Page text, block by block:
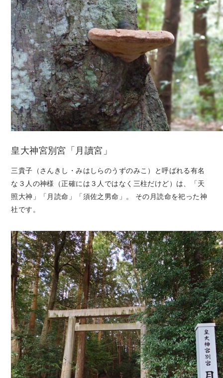
皇大神宮別宮「月讀宮」
三貴子（さんきし・みはしらのうずのみこ）と呼ばれる有名
な３人の神様（正確には３人ではなく三柱だけど）は、「天
照大神」「月読命」「須佐之男命」。 その月読命を祀った神
社です。